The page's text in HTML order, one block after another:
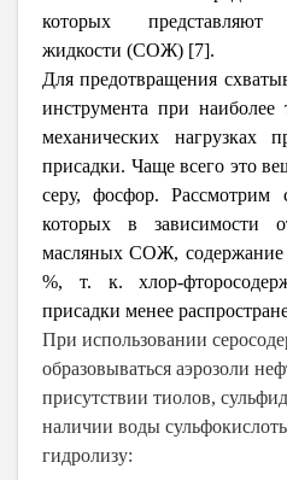
которых представляют
жидкости (СОЖ) [7].
Для предотвращения
инструмента при наиболее
механических нагрузках
присадки. Чаще всего это
серу, фосфор. Рассмотрим
которых в зависимости
масляных СОЖ, содержание
%, т. к. хлор-
присадки менее
При использовании
образовываться аэрозоли
присутствии тиолов,
наличии воды
гидролизу: